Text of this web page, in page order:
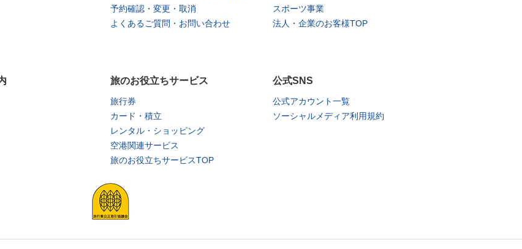
予約確認・変更・取消
よくあるご質問・お問い合わせ
スポーツ事業
法人・企業のお客様TOP
旅のお役立ちサービス
旅行券
カード・積立
レンタル・ショッピング
空港関連サービス
旅のお役立ちサービスTOP
公式SNS
公式アカウント一覧
ソーシャルメディア利用規約